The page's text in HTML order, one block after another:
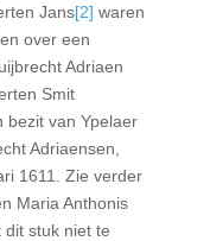
Jans[2] waren
over een
Adriaen
Smit
bezit van Ypelaer
Adriaensen,
1611. Zie verder
Maria Anthonis
dit stuk niet te